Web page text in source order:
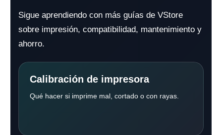
Sigue aprendiendo con más guías de VStore
sobre impresión, compatibilidad, mantenimiento y
ahorro.
Calibración de impresora
Qué hacer si imprime mal, cortado o con rayas.